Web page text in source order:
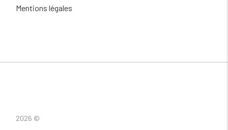
Mentions légales
2026 ©